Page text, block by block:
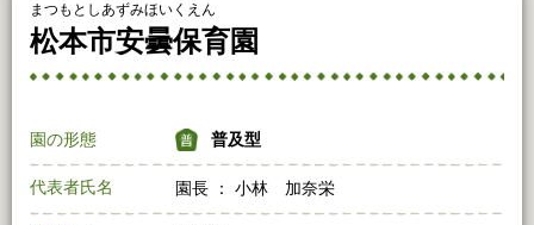
まつもとしあずみほいくえん
松本市安曇保育園
園の形態 普及型
代表者氏名 園長 ： 小林 加奈栄